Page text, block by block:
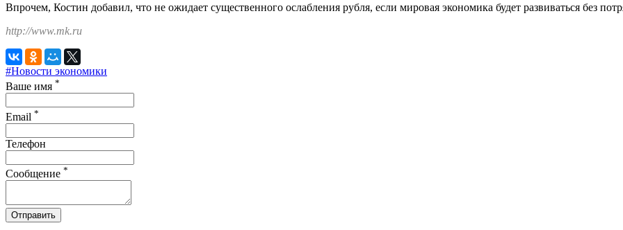
Впрочем, Костин добавил, что не ожидает существенного ослабления рубля, если мировая экономика будет развиваться без
http://www.mk.ru
#Новости экономики
Ваше имя *
Email *
Телефон
Сообщение *
Отправить